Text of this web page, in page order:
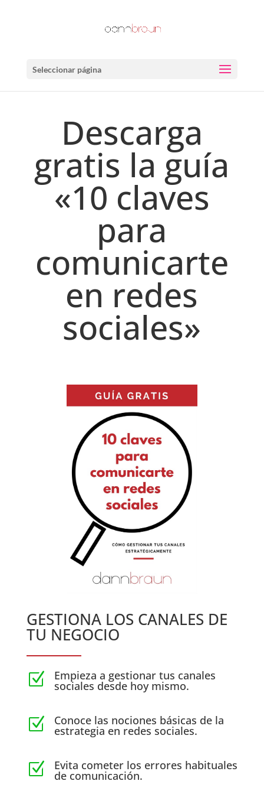
Seleccionar página
Descarga
gratis la guía
«10 claves
para
comunicarte
en redes
sociales»
GESTIONA LOS CANALES DE
TU NEGOCIO
Z Empieza a gestionar tus canales
sociales desde hoy mismo.
Z Conoce las nociones básicas de la
estrategia en redes sociales.
Z Evita cometer los errores habituales
de comunicación.